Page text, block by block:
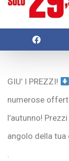
GIU’ I PREZZI!
numerose
l’autunno!
angolo della tua